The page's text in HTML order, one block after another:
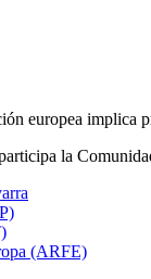
europea
la
(ARFE)